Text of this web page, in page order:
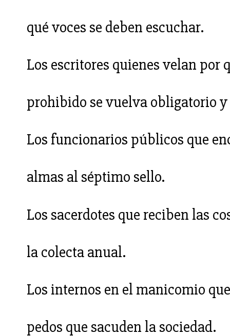
qué voces se deben escuchar.
Los escritores quienes velan por
prohibido se vuelva obligatorio
Los funcionarios públicos que
almas al séptimo sello.
Los sacerdotes que reciben las
la colecta anual.
Los internos en el manicomio
pedos que sacuden la sociedad.